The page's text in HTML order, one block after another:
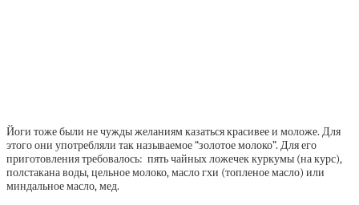
Йоги тоже были не чужды желаниям казаться красивее и моложе. Для
этого они употребляли так называемое “золотое молоко”. Для его
приготовления требовалось: пять чайных ложечек куркумы (на курс),
полстакана воды, цельное молоко, масло гхи (топленое масло) или
миндальное масло, мед.